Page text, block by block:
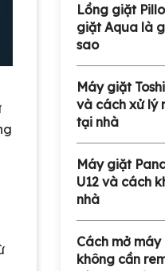
Lồng giặt
giặt Aqua là
sao
Máy giặt
và cách xử lý
tại nhà
Máy giặt
U12 và cách
nhà
Cách mở máy
không cần